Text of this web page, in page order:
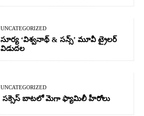
UNCATEGORIZED
సూర్య ‘విశ్వనాథ్ & సన్స్’ మూవీ ట్రైలర్
విడుదల
UNCATEGORIZED
సక్సెస్ బాటలో మెగా ఫ్యామిలీ హీరోలు